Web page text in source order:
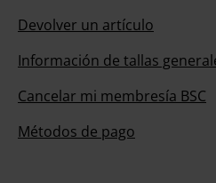
Devolver un artículo
Información de tallas
Cancelar mi membresía BSC
Métodos de pago